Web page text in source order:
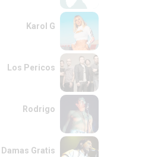
Karol G
Los Pericos
Rodrigo
Damas Gratis